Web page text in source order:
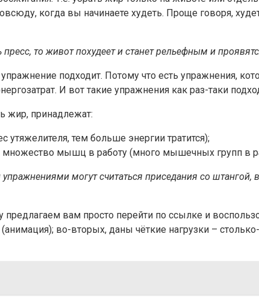
когда вы начинаете худеть. Проще говоря,
то живот похудеет и станет рельефным и
подходит. Потому что есть упражнения,
И вот такие упражнения как раз-таки
жир, принадлежат:
тем больше энергии тратится);
мышц в работу (много мышечных групп в
могут считаться приседания со штангой,
вам просто перейти по ссылке и
во-вторых, даны чёткие нагрузки –